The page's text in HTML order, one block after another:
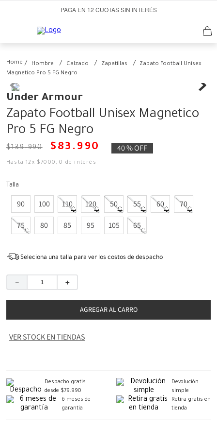
PAGA EN 12 CUOTAS SIN INTERÉS
Hombre Calzado Zapatillas
Zapato Football Unisex
Magnetico Pro 5 FG Negro
Under Armour
Zapato Football Unisex Magnetico
Pro 5 FG Negro
$139.990 $ 83 . 990 40 %OFF
Hasta12 x $ 7000 ,0 de interés
Talla
90 100 110 120 50 55 60 70
75 80 85 95 105 65
Seleciona una talla para ver los costos de despacho
＋
－
AGREGAR AL CARRO
VER STOCK EN TIENDAS
Despacho gratis
desde $79.990
Devolución
simple
6 meses de
garantía
Retira gratis en
tienda